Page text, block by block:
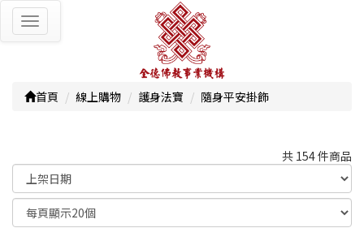
Toggle
navigation
首頁 線上購物 護身法寶 隨身平安掛飾
共 154 件商品